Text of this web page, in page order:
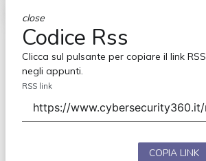
close
Codice Rss
Clicca sul pulsante per copiare il link RSS
negli appunti.
RSS link
COPIA LINK